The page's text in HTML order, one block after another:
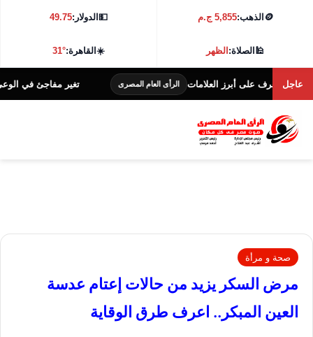
🪙 الذهب:5,855 ج.م 💵الدولار:49.75
🕌الصلاة:الظهر ☀️القاهرة:31°
عاجل
على أبرز العلامات الرأى العام المصرى تغير مفاجئ في الوعي
صحة و مرأة
مرض السكر يزيد من حالات إعتام عدسة
العين المبكر.. اعرف طرق الوقاية